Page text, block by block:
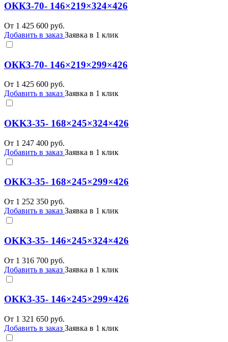
ОКК3-70- 146×219×324×426
От 1 425 600 руб.
Добавить в заказ Заявка в 1 клик
ОКК3-70- 146×219×299×426
От 1 425 600 руб.
Добавить в заказ Заявка в 1 клик
OKK3-35- 168×245×324×426
От 1 247 400 руб.
Добавить в заказ Заявка в 1 клик
OKK3-35- 168×245×299×426
От 1 252 350 руб.
Добавить в заказ Заявка в 1 клик
OKK3-35- 146×245×324×426
От 1 316 700 руб.
Добавить в заказ Заявка в 1 клик
OKK3-35- 146×245×299×426
От 1 321 650 руб.
Добавить в заказ Заявка в 1 клик